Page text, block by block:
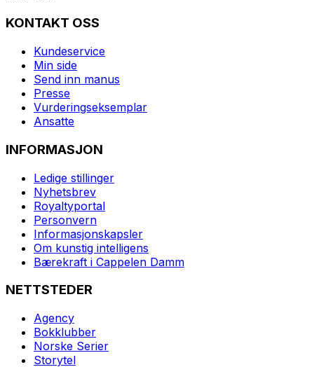
KONTAKT OSS
Kundeservice
Min side
Send inn manus
Presse
Vurderingseksemplar
Ansatte
INFORMASJON
Ledige stillinger
Nyhetsbrev
Royaltyportal
Personvern
Informasjonskapsler
Om kunstig intelligens
Bærekraft i Cappelen Damm
NETTSTEDER
Agency
Bokklubber
Norske Serier
Storytel